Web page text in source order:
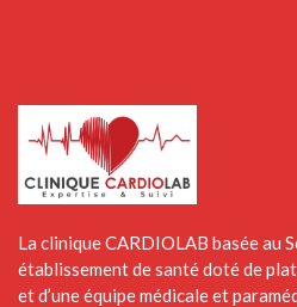
La clinique CARDIOLAB basée au
établissement de santé doté de
et d’une équipe médicale et